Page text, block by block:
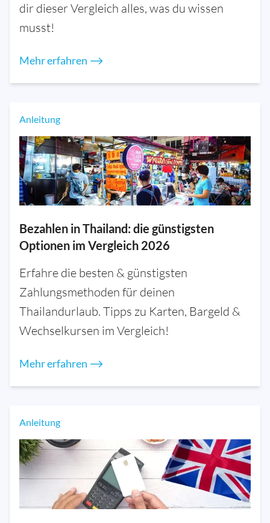
dir dieser Vergleich alles, was du wissen
musst!
Mehr erfahren ⟶
Anleitung
Bezahlen in Thailand: die günstigsten
Optionen im Vergleich 2026
Erfahre die besten & günstigsten
Zahlungsmethoden für deinen
Thailandurlaub. Tipps zu Karten, Bargeld &
Wechselkursen im Vergleich!
Mehr erfahren ⟶
Anleitung